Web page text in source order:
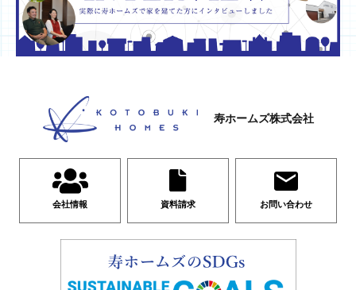
寿ホームズ株式会社
会社情報 資料請求 お問い合わせ